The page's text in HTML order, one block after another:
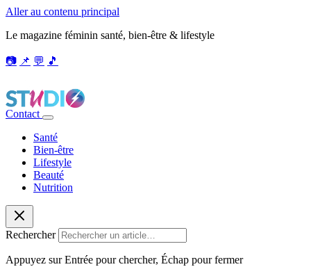
Aller au contenu principal
Le magazine féminin santé, bien-être & lifestyle
📷 📌 💬 🎵
Contact
Santé
Bien-être
Lifestyle
Beauté
Nutrition
Rechercher
Appuyez sur Entrée pour chercher, Échap pour fermer